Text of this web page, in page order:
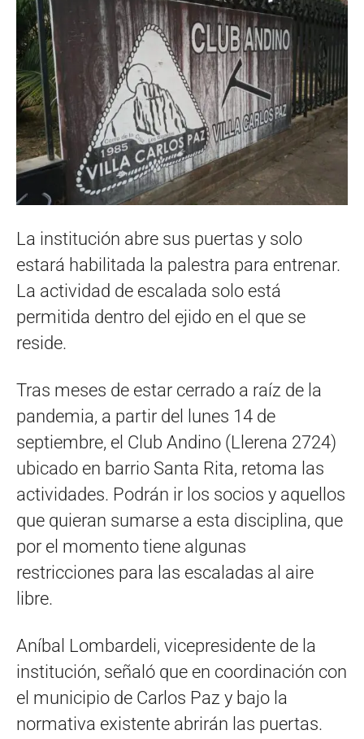
La institución abre sus puertas y solo
estará habilitada la palestra para entrenar.
La actividad de escalada solo está
permitida dentro del ejido en el que se
reside.
Tras meses de estar cerrado a raíz de la
pandemia, a partir del lunes 14 de
septiembre, el Club Andino (Llerena 2724)
ubicado en barrio Santa Rita, retoma las
actividades. Podrán ir los socios y aquellos
que quieran sumarse a esta disciplina, que
por el momento tiene algunas
restricciones para las escaladas al aire
libre.
Aníbal Lombardeli, vicepresidente de la
institución, señaló que en coordinación con
el municipio de Carlos Paz y bajo la
normativa existente abrirán las puertas.